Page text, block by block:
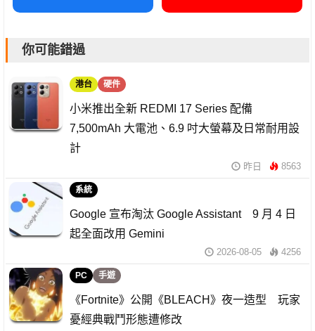
你可能錯過
港台 硬件
小米推出全新 REDMI 17 Series 配備
7,500mAh 大電池、6.9 吋大螢幕及日常耐用設
計
昨日 8563
系統
Google 宣布淘汰 Google Assistant 9 月 4 日
起全面改用 Gemini
2026-08-05 4256
PC 手遊
《Fortnite》公開《BLEACH》夜一造型 玩家
憂經典戰鬥形態遭修改